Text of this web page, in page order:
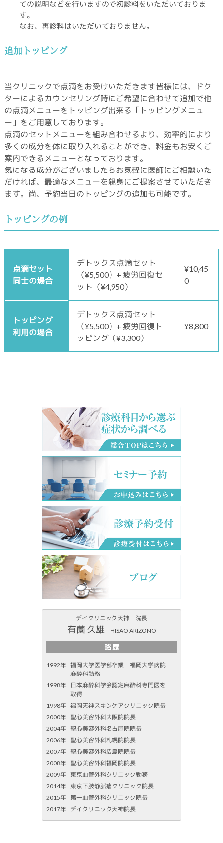
ての説明などを行いますので初診料をいただいておりま
す。
なお、再診料はいただいておりません。
追加トッピング
当クリニックで点滴をお受けいただきます皆様には、ドク
ターによるカウンセリング時にご希望に合わせて追加で他
の点滴メニューをトッピング出来る「トッピングメニュ
ー」をご用意しております。
点滴のセットメニューを組み合わせるより、効率的により
多くの成分を体に取り入れることができ、料金もお安くご
案内できるメニューとなっております。
気になる成分がございましたらお気軽に医師にご相談いた
だければ、最適なメニューを親身にご提案させていただき
ます。尚、予約当日のトッピングの追加も可能です。
トッピングの例
点滴セット
同士の場合
デトックス点滴セット
（¥5,500）+ 疲労回復セ
ット（¥4,950）
¥10,45
0
トッピング
利用の場合
デトックス点滴セット
（¥5,500）+ 疲労回復ト
ッピング（¥3,300）
¥8,800
デイクリニック天神 院長
有薗 久雄 HISAO ARIZONO
略 歴
1992年 福岡大学医学部卒業 福岡大学病院
麻酔科勤務
1998年
日本麻酔科学会認定麻酔科専門医を
取得
1998年 福岡天神スキンケアクリニック院長
2000年 聖心美容外科大阪院院長
2004年 聖心美容外科名古屋院院長
2006年 聖心美容外科札幌院院長
2007年 聖心美容外科広島院院長
2008年 聖心美容外科福岡院院長
2009年 東京血管外科クリニック勤務
2014年 東京下肢静脈瘤クリニック院長
2015年 第一血管外科クリニック院長
2017年 デイクリニック天神院長